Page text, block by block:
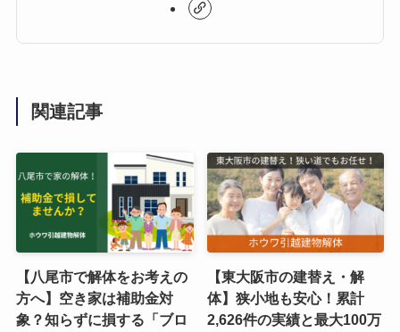
関連記事
【八尾市で解体をお考えの
方へ】空き家は補助金対
象？知らずに損する「ブロ
【東大阪市の建替え・解
体】狭小地も安心！累計
2,626件の実績と最大100万